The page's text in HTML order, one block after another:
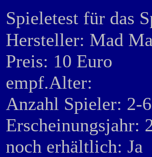
Spieletest für das
Hersteller:
Preis: 10 Euro
Anzahl Spieler: 2-6
noch erhältlich: Ja